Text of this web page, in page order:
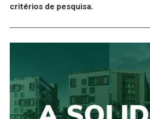
critérios de pesquisa.